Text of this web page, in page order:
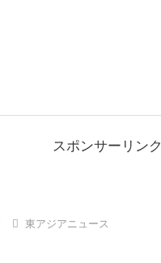
スポンサーリンク
東アジアニュース